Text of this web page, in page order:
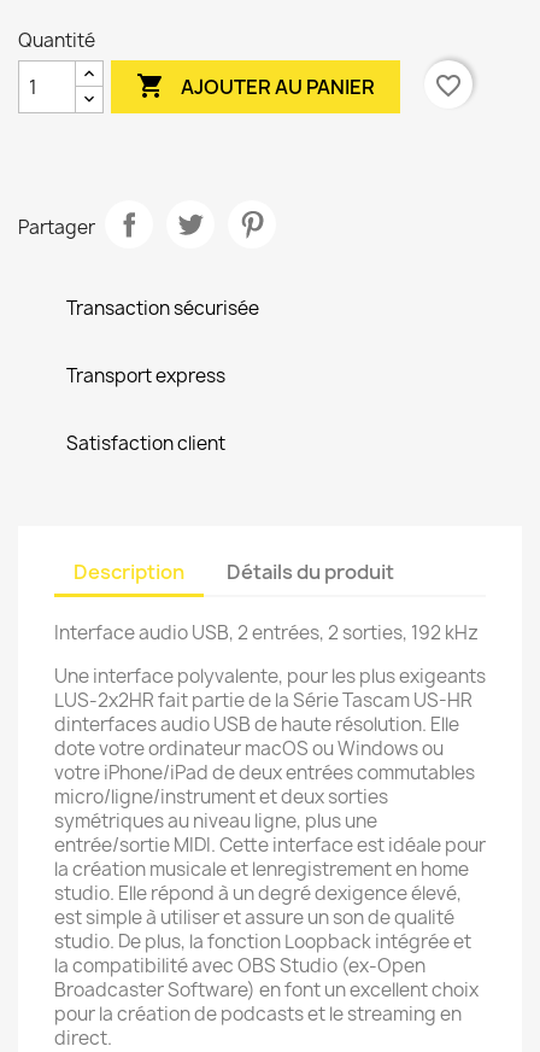
Quantité
 AJOUTER AU PANIER favorite_border
Partager
Transaction sécurisée
Transport express
Satisfaction client
Description Détails du produit
Interface audio USB, 2 entrées, 2 sorties, 192 kHz
Une interface polyvalente, pour les plus exigeants
LUS-2x2HR fait partie de la Série Tascam US-HR
dinterfaces audio USB de haute résolution. Elle
dote votre ordinateur macOS ou Windows ou
votre iPhone/iPad de deux entrées commutables
micro/ligne/instrument et deux sorties
symétriques au niveau ligne, plus une
entrée/sortie MIDI. Cette interface est idéale pour
la création musicale et lenregistrement en home
studio. Elle répond à un degré dexigence élevé,
est simple à utiliser et assure un son de qualité
studio. De plus, la fonction Loopback intégrée et
la compatibilité avec OBS Studio (ex-Open
Broadcaster Software) en font un excellent choix
pour la création de podcasts et le streaming en
direct.